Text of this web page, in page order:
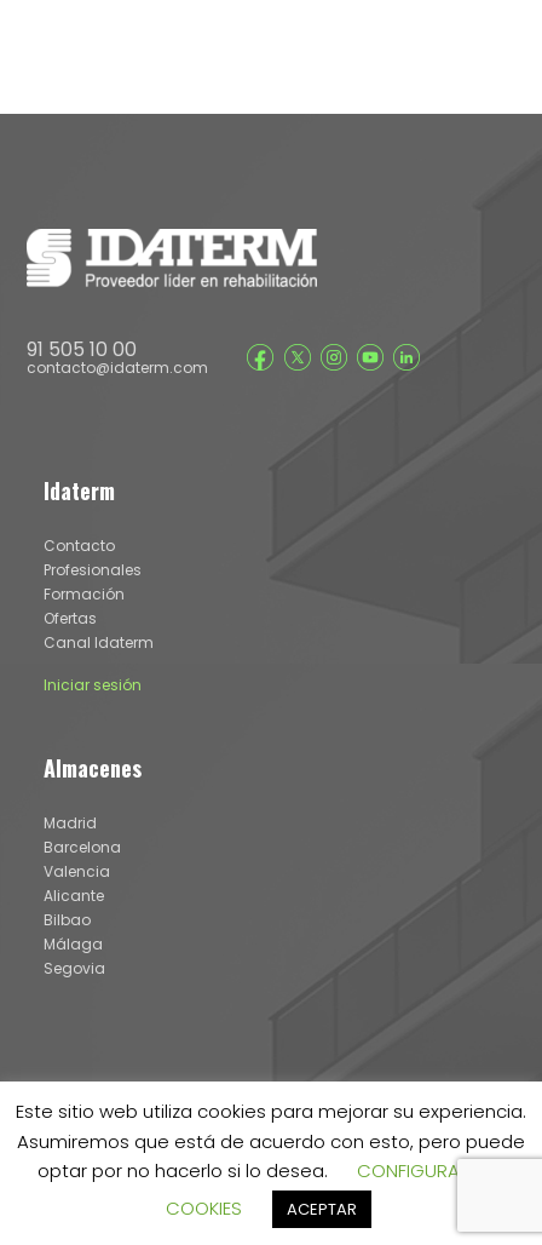
91 505 10 00
contacto@idaterm.com
Idaterm
Contacto
Profesionales
Formación
Ofertas
Canal Idaterm
Iniciar sesión
Almacenes
Madrid
Barcelona
Valencia
Alicante
Bilbao
Málaga
Segovia
® IDATERM 2024 | Aviso legal y política de cookies
denuncias
Este sitio web utiliza cookies para mejorar su experiencia.
Asumiremos que está de acuerdo con esto, pero puede
optar por no hacerlo si lo desea.
CONFIGURACION
COOKIES
ACEPTAR